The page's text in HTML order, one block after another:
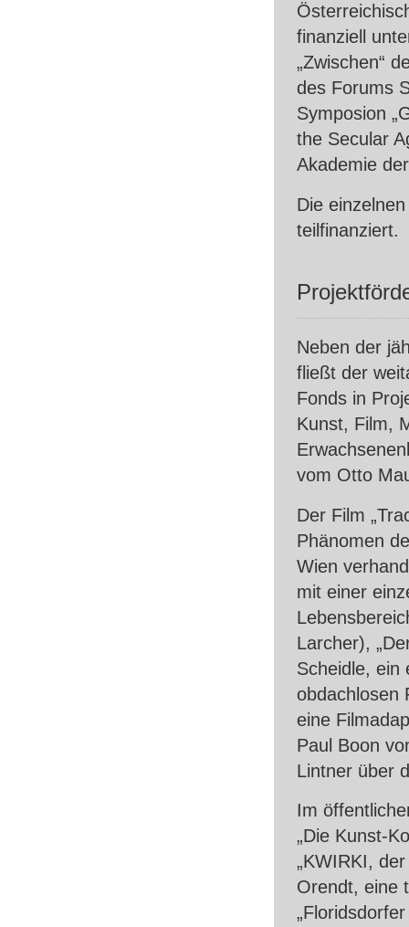
finanziell
„Zwischen“
des Forums
Symposion
the Secular
Akademie
Die
teilfinanziert.
Neben der
fließt der
Fonds in
Kunst, Film,
vom Otto
Der Film
Phänomen
Wien
mit einer
Larcher),
Scheidle, ein
obdachlosen
eine
Paul Boon
Lintner über
Im
„Die Kunst-
„KWIRKI,
Orendt, eine